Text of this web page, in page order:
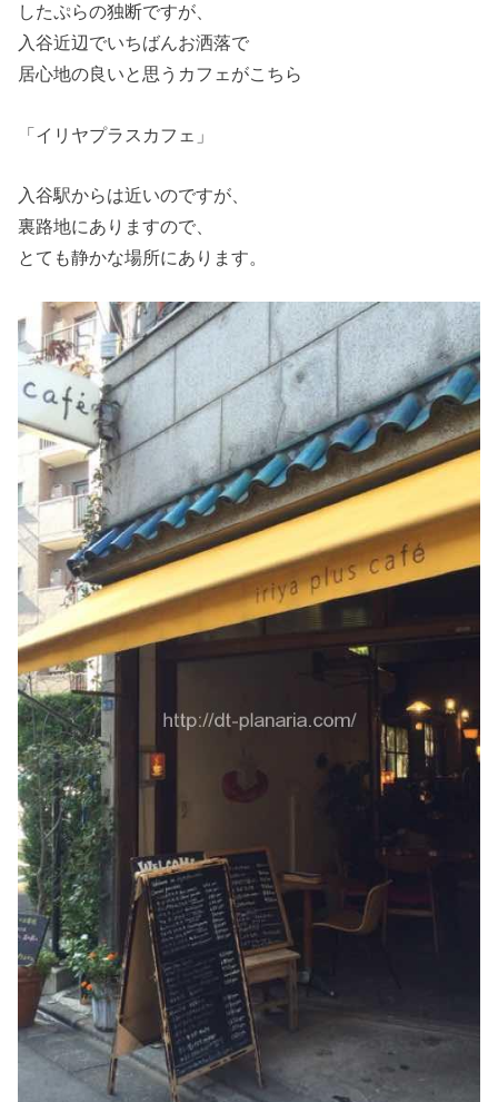
したぷらの独断ですが、
入谷近辺でいちばんお洒落で
居心地の良いと思うカフェがこちら
「イリヤプラスカフェ」
入谷駅からは近いのですが、
裏路地にありますので、
とても静かな場所にあります。